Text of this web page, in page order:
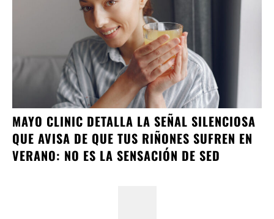
MAYO CLINIC DETALLA LA SEÑAL SILENCIOSA
QUE AVISA DE QUE TUS RIÑONES SUFREN EN
VERANO: NO ES LA SENSACIÓN DE SED